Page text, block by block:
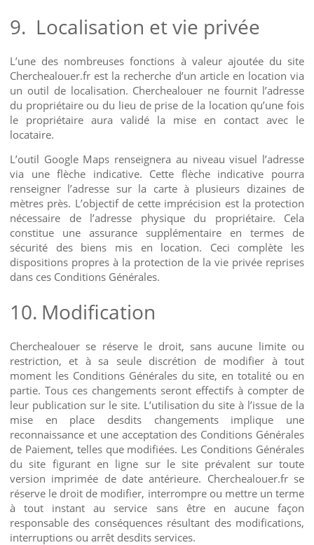
9. Localisation et vie privée
L’une des nombreuses fonctions à valeur ajoutée du site
Cherchealouer.fr est la recherche d’un article en location via
un outil de localisation. Cherchealouer ne fournit l’adresse
du propriétaire ou du lieu de prise de la location qu’une fois
le propriétaire aura validé la mise en contact avec le
locataire.
L’outil Google Maps renseignera au niveau visuel l’adresse
via une flèche indicative. Cette flèche indicative pourra
renseigner l’adresse sur la carte à plusieurs dizaines de
mètres près. L’objectif de cette imprécision est la protection
nécessaire de l’adresse physique du propriétaire. Cela
constitue une assurance supplémentaire en termes de
sécurité des biens mis en location. Ceci complète les
dispositions propres à la protection de la vie privée reprises
dans ces Conditions Générales.
10. Modification
Cherchealouer se réserve le droit, sans aucune limite ou
restriction, et à sa seule discrétion de modifier à tout
moment les Conditions Générales du site, en totalité ou en
partie. Tous ces changements seront effectifs à compter de
leur publication sur le site. L’utilisation du site à l’issue de la
mise en place desdits changements implique une
reconnaissance et une acceptation des Conditions Générales
de Paiement, telles que modifiées. Les Conditions Générales
du site figurant en ligne sur le site prévalent sur toute
version imprimée de date antérieure. Cherchealouer.fr se
réserve le droit de modifier, interrompre ou mettre un terme
à tout instant au service sans être en aucune façon
responsable des conséquences résultant des modifications,
interruptions ou arrêt desdits services.